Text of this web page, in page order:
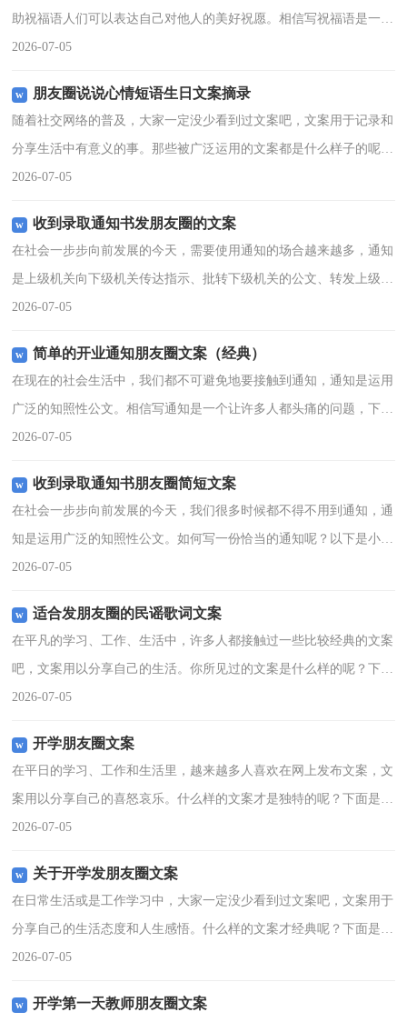
助祝福语人们可以表达自己对他人的美好祝愿。相信写祝福语是一个
让许多人都头痛的问题，下面是小编收集整理的2023年新年祝福语朋
2026-07-05
朋友圈说说心情短语生日文案摘录
随着社交网络的普及，大家一定没少看到过文案吧，文案用于记录和
分享生活中有意义的事。那些被广泛运用的文案都是什么样子的呢？
以下是小编整理的朋友圈说说心情短语生日文案摘录，希望能够帮助
2026-07-05
收到录取通知书发朋友圈的文案
在社会一步步向前发展的今天，需要使用通知的场合越来越多，通知
是上级机关向下级机关传达指示、批转下级机关的公文、转发上级机
关和不相隶属机关的公文，布置工作与周知事项时所用的一种下行公
2026-07-05
简单的开业通知朋友圈文案（经典）
在现在的社会生活中，我们都不可避免地要接触到通知，通知是运用
广泛的知照性公文。相信写通知是一个让许多人都头痛的问题，下面
是小编精心整理的简单的开业通知朋友圈文案，仅供参考，欢迎大家
2026-07-05
收到录取通知书朋友圈简短文案
在社会一步步向前发展的今天，我们很多时候都不得不用到通知，通
知是运用广泛的知照性公文。如何写一份恰当的通知呢？以下是小编
帮大家整理的收到录取通知书朋友圈简短文案，欢迎大家借鉴与参
2026-07-05
适合发朋友圈的民谣歌词文案
在平凡的学习、工作、生活中，许多人都接触过一些比较经典的文案
吧，文案用以分享自己的生活。你所见过的文案是什么样的呢？下面
是小编为大家整理的适合发朋友圈的民谣歌词文案，希望能够帮助到
2026-07-05
开学朋友圈文案
在平日的学习、工作和生活里，越来越多人喜欢在网上发布文案，文
案用以分享自己的喜怒哀乐。什么样的文案才是独特的呢？下面是小
编收集整理的开学朋友圈文案，仅供参考，希望能够帮助到大家。开
2026-07-05
关于开学发朋友圈文案
在日常生活或是工作学习中，大家一定没少看到过文案吧，文案用于
分享自己的生活态度和人生感悟。什么样的文案才经典呢？下面是小
编为大家收集的关于开学发朋友圈文案，希望对大家有所帮助。关于
2026-07-05
开学第一天教师朋友圈文案